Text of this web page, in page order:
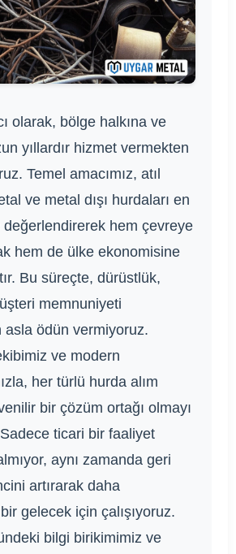
olarak, bölge halkına ve
yıllardır hizmet vermekten
Temel amacımız, atıl
ve metal dışı hurdaları en
hem çevreye
hem de ülke ekonomisine
Bu süreçte, dürüstlük,
memnuniyeti
asla ödün vermiyoruz.
ve modern
her türlü hurda alım
bir çözüm ortağı olmayı
ticari bir faaliyet
aynı zamanda geri
artırarak daha
gelecek için çalışıyoruz.
bilgi birikimimiz ve